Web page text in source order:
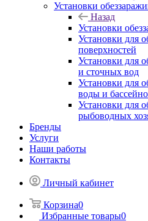
Установки
Назад
Установки
Установки для
поверхностей
Установки для
и сточных вод
Установки для
воды и
Установки для
рыбоводных
Бренды
Услуги
Наши работы
Контакты
Личный кабинет
Корзина0
Избранные товары0